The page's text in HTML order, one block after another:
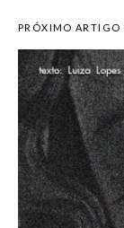
PRÓXIMO ARTIGO